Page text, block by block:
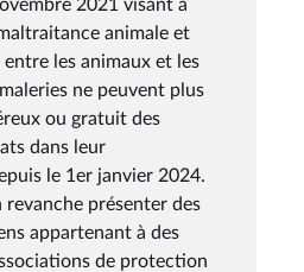
2021 visant à
animale et
les animaux et les
ne peuvent plus
ou gratuit des
dans leur
le 1er janvier 2024.
revanche présenter des
appartenant à des
de protection